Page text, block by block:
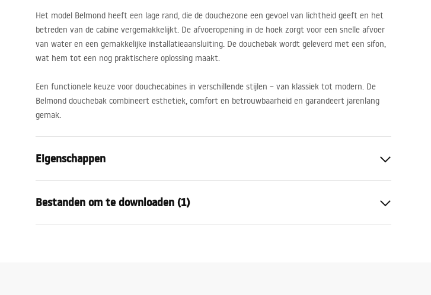
Het model Belmond heeft een lage rand, die de douchezone een gevoel van lichtheid geeft en het
betreden van de cabine vergemakkelijkt. De afvoeropening in de hoek zorgt voor een snelle afvoer
van water en een gemakkelijke installatieaansluiting. De douchebak wordt geleverd met een sifon,
wat hem tot een nog praktischere oplossing maakt.
Een functionele keuze voor douchecabines in verschillende stijlen – van klassiek tot modern. De
Belmond douchebak combineert esthetiek, comfort en betrouwbaarheid en garandeert jarenlang
gemak.
Eigenschappen
Materiaal
Lengte
1200mm
Bestanden om te downloaden (1)